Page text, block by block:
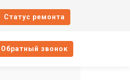
Cтатус ремонта
Oбратный звонок